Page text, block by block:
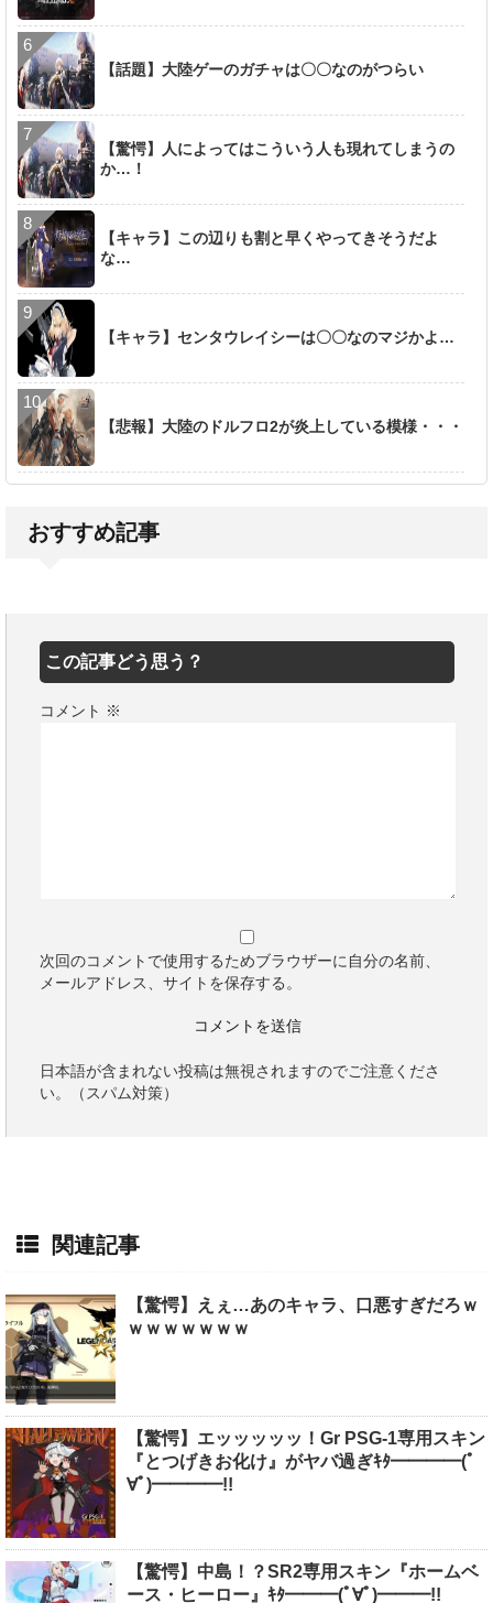
【話題】大陸ゲーのガチャは〇〇なのがつらい
【驚愕】人によってはこういう人も現れてしまうの
か…！
【キャラ】この辺りも割と早くやってきそうだよ
な…
【キャラ】センタウレイシーは〇〇なのマジかよ…
【悲報】大陸のドルフロ2が炎上している模様・・・
おすすめ記事
この記事どう思う？
コメント ※
次回のコメントで使用するためブラウザーに自分の名前、
メールアドレス、サイトを保存する。
日本語が含まれない投稿は無視されますのでご注意くださ
い。（スパム対策）
関連記事
【驚愕】えぇ…あのキャラ、口悪すぎだろｗ
ｗｗｗｗｗｗｗ
【驚愕】エッッッッッ！Gr PSG-1専用スキン
『とつげきお化け』がヤバ過ぎｷﾀ━━━━(ﾟ
∀ﾟ)━━━━!!
【驚愕】中島！？SR2専用スキン『ホームベ
ース・ヒーロー』ｷﾀ━━━(ﾟ∀ﾟ)━━━!!